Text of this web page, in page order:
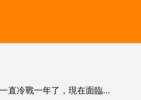
我跟老公一直冷戰一年了，現在面臨兩個選擇，是外地，不見面，本地是本地天天見，我現在很糾結